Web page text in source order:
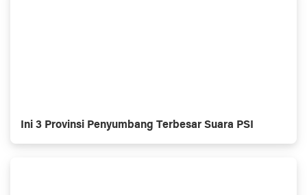
Ini 3 Provinsi Penyumbang Terbesar Suara PSI